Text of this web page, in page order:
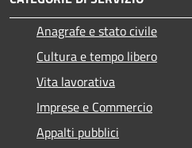
Anagrafe e stato civile
Cultura e tempo libero
Vita lavorativa
Imprese e Commercio
Appalti pubblici